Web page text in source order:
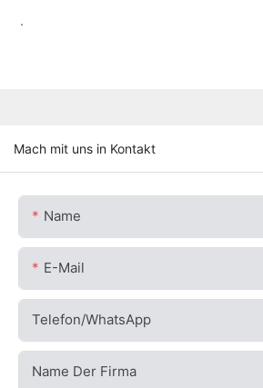
.
Mach mit uns in Kontakt
Name
E-Mail
Telefon/WhatsApp
Name Der Firma